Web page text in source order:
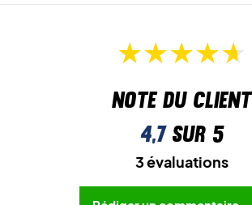
Note du client
4,7sur 5
3 évaluations